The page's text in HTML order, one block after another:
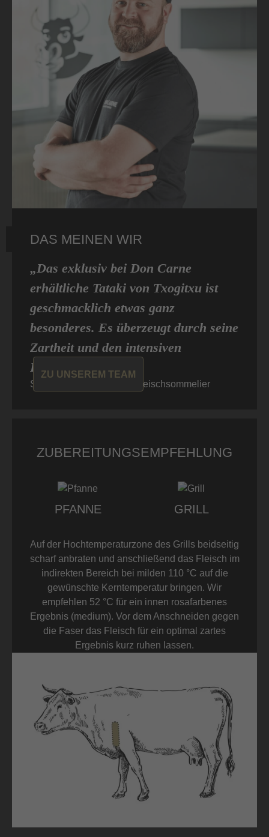
ZU UNSEREM TEAM
DAS MEINEN WIR
„Das exklusiv bei Don Carne
erhältliche Tataki von Txogitxu ist
geschmacklich etwas ganz
besonderes. Es überzeugt durch seine
Zartheit und den intensiven
Fleischgeschmack.“
Sascha von Don Carne, Fleischsommelier
ZUBEREITUNGSEMPFEHLUNG
PFANNE GRILL
Auf der Hochtemperaturzone des Grills beidseitig
scharf anbraten und anschließend das Fleisch im
indirekten Bereich bei milden 110 °C auf die
gewünschte Kerntemperatur bringen. Wir
empfehlen 52 °C für ein innen rosafarbenes
Ergebnis (medium). Vor dem Anschneiden gegen
die Faser das Fleisch für ein optimal zartes
Ergebnis kurz ruhen lassen.